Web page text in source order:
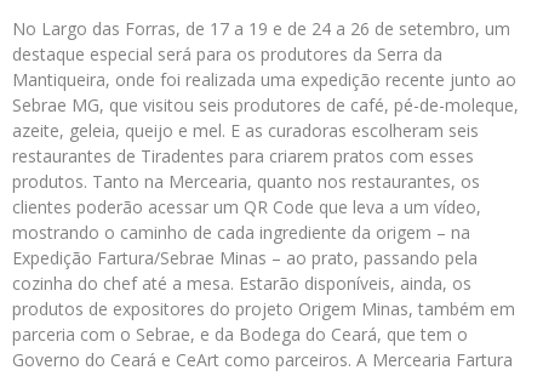
No Largo das Forras, de 17 a 19 e de 24 a 26 de setembro, um
destaque especial será para os produtores da Serra da
Mantiqueira, onde foi realizada uma expedição recente junto ao
Sebrae MG, que visitou seis produtores de café, pé-de-moleque,
azeite, geleia, queijo e mel. E as curadoras escolheram seis
restaurantes de Tiradentes para criarem pratos com esses
produtos. Tanto na Mercearia, quanto nos restaurantes, os
clientes poderão acessar um QR Code que leva a um vídeo,
mostrando o caminho de cada ingrediente da origem – na
Expedição Fartura/Sebrae Minas – ao prato, passando pela
cozinha do chef até a mesa. Estarão disponíveis, ainda, os
produtos de expositores do projeto Origem Minas, também em
parceria com o Sebrae, e da Bodega do Ceará, que tem o
Governo do Ceará e CeArt como parceiros. A Mercearia Fartura